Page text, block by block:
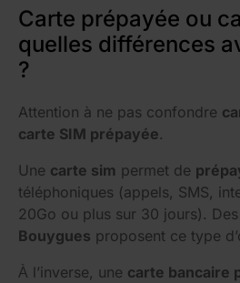
Carte prépayée ou
quelles différences
?
Attention à ne pas confondre
carte SIM prépayée.
Une carte sim permet de
téléphoniques (appels, SMS,
20Go ou plus sur 30 jours).
Bouygues proposent ce type
À l’inverse, une carte bancaire